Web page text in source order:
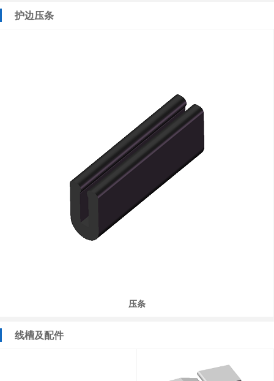
护边压条
压条
线槽及配件